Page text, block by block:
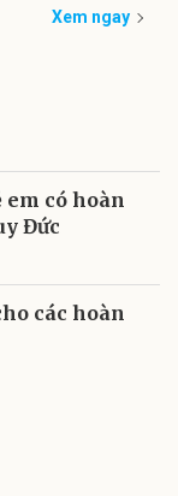
Xem ngay
em có hoàn
Đức
các hoàn